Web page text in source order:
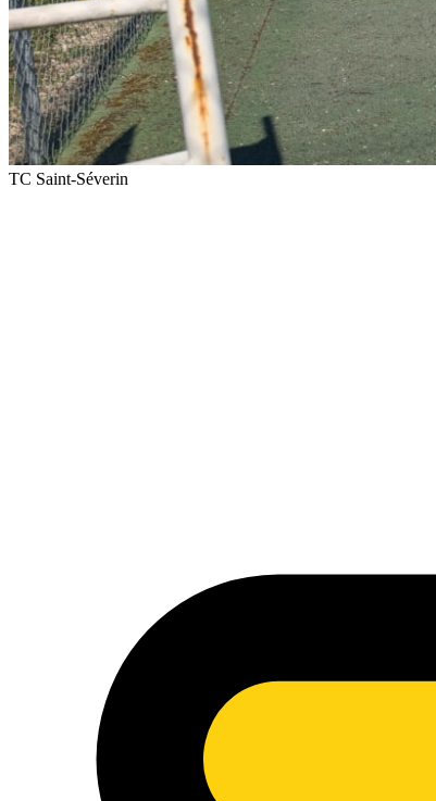
TC Saint-Séverin